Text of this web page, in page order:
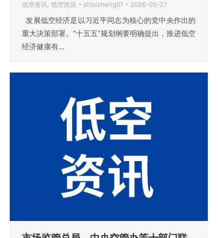
低空资讯, 低空政策 shixisheng01 2026-05-27
发展低空经济是以习近平同志为核心的党中央作出的
重大决策部署。“十五五”规划纲要明确提出，推进低空
经济健康有…